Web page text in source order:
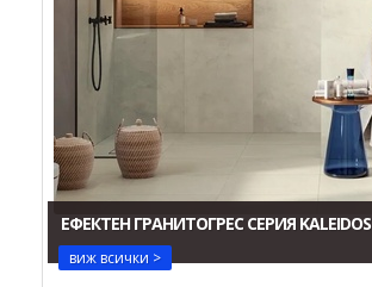
ЕФЕКТЕН ГРАНИТОГРЕС СЕРИЯ KALEIDOS
виж всички >